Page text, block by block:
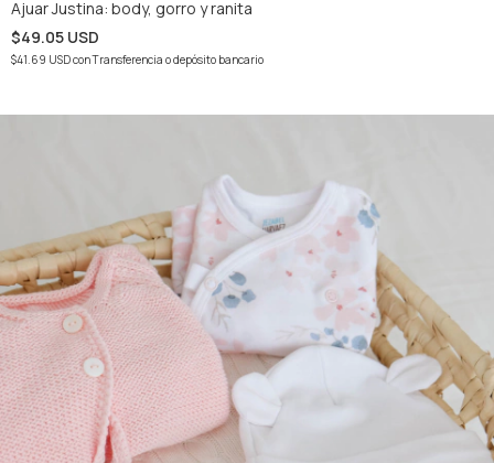
Ajuar Justina: body, gorro y ranita
$49.05 USD
$41.69 USDconTransferencia o depósito bancario